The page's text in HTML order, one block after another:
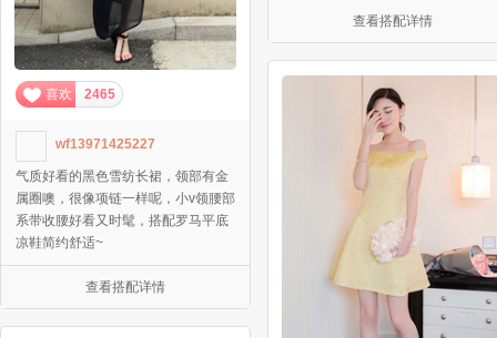
查看搭配详情
喜欢 2465
wf13971425227
气质好看的黑色雪纺长裙，领部有金
属圈噢，很像项链一样呢，小v领腰部
系带收腰好看又时髦，搭配罗马平底
凉鞋简约舒适~
查看搭配详情